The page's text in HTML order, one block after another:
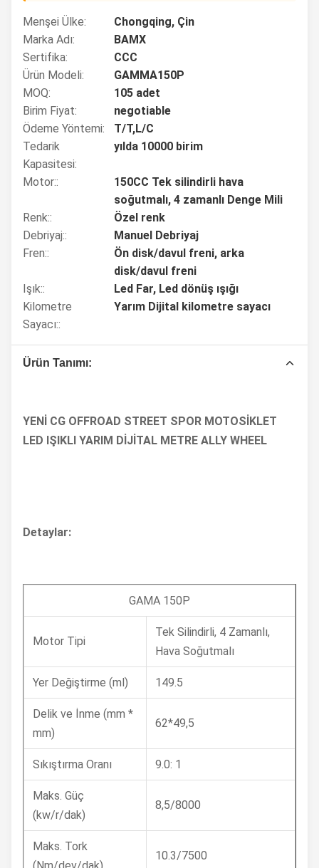
Menşei Ülke:
Chongqing, Çin
Marka Adı:
BAMX
Sertifika:
CCC
Ürün Modeli:
GAMMA150P
MOQ:
105 adet
Birim Fiyat:
negotiable
Ödeme Yöntemi:
T/T,L/C
Tedarik
Kapasitesi:
yılda 10000 birim
Motor::
150CC Tek silindirli hava
soğutmalı, 4 zamanlı Denge Mili
Renk::
Özel renk
Debriyaj::
Manuel Debriyaj
Fren::
Ön disk/davul freni, arka
disk/davul freni
Işık::
Led Far, Led dönüş ışığı
Kilometre
Sayacı::
Yarım Dijital kilometre sayacı
Ürün Tanımı:
YENİ CG OFFROAD STREET SPOR MOTOSİKLET
LED IŞIKLI YARIM DİJİTAL METRE ALLY WHEEL
Detaylar:
GAMA 150P
Motor Tipi
Tek Silindirli, 4 Zamanlı,
Hava Soğutmalı
Yer Değiştirme (ml) 149.5
Delik ve İnme (mm *
mm)
62*49,5
Sıkıştırma Oranı 9.0: 1
Maks. Güç
(kw/r/dak)
8,5/8000
Maks. Tork
10.3/7500